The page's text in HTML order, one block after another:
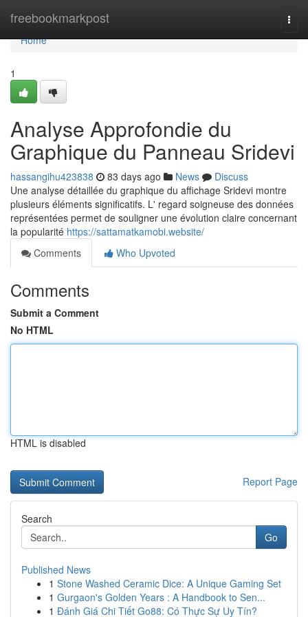
freebookmarkpost
Home
Home
1
Analyse Approfondie du
Graphique du Panneau Sridevi
hassangihu423838 83 days ago News
Discuss
Une analyse détaillée du graphique du affichage Sridevi montre
plusieurs éléments significatifs. L' regard soigneuse des données
représentées permet de souligner une évolution claire concernant
la popularité https://sattamatkamobi.website/
Comments
Who Upvoted
Comments
Submit a Comment
No HTML
HTML is disabled
Report Page
Search
Go
Published News
1 Stone Washed Ceramic Dice: A Unique Gaming Set
1 Gurgaon's Golden Years : A Handbook to Sen...
1 Đánh Giá Chi Tiết Go88: Có Thực Sự Uy Tín?